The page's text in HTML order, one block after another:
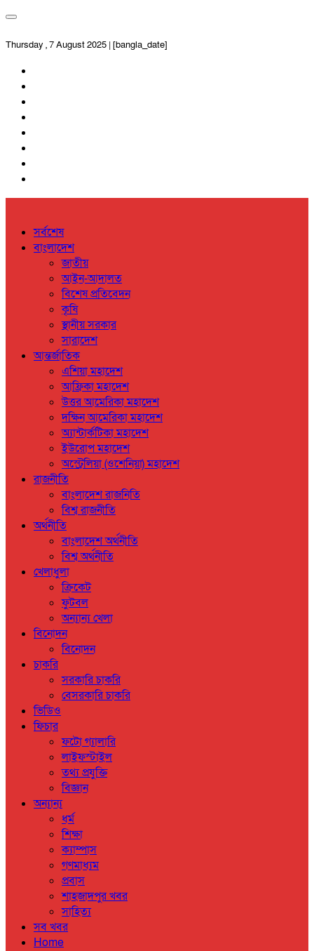
Thursday , 7 August 2025 | [bangla_date]
সর্বশেষ
বাংলাদেশ
জাতীয়
আইন-আদালত
বিশেষ প্রতিবেদন
কৃষি
স্থানীয় সরকার
সারাদেশ
আন্তর্জাতিক
এশিয়া মহাদেশ
আফ্রিকা মহাদেশ
উত্তর আমেরিকা মহাদেশ
দক্ষিন আমেরিকা মহাদেশ
অ্যান্টার্কটিকা মহাদেশ
ইউরোপ মহাদেশ
অস্ট্রেলিয়া (ওশেনিয়া) মহাদেশ
রাজনীতি
বাংলাদেশ রাজনিতি
বিশ্ব রাজনীতি
অর্থনীতি
বাংলাদেশ অর্থনীতি
বিশ্ব অর্থনীতি
খেলাধুলা
ক্রিকেট
ফুটবল
অন্যান্য খেলা
বিনোদন
বিনোদন
চাকরি
সরকারি চাকরি
বেসরকারি চাকরি
ভিডিও
ফিচার
ফটো গ্যালারি
লাইফস্টাইল
তথ্য প্রযুক্তি
বিজ্ঞান
অন্যান্য
ধর্ম
শিক্ষা
ক্যাম্পাস
গণমাধ্যম
প্রবাস
শাহজাদপুর খবর
সাহিত্য
সব খবর
Home